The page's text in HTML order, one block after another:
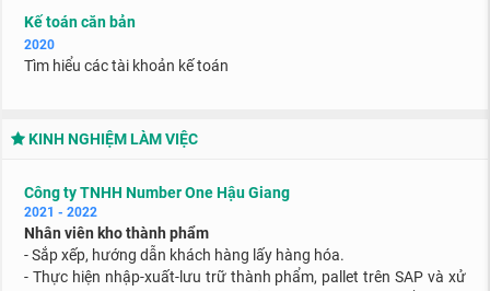
Kế toán căn bản
2020
Tìm hiểu các tài khoản kế toán
KINH NGHIỆM LÀM VIỆC
Công ty TNHH Number One Hậu Giang
2021 - 2022
Nhân viên kho thành phẩm
- Sắp xếp, hướng dẫn khách hàng lấy hàng hóa.
- Thực hiện nhập-xuất-lưu trữ thành phẩm, pallet trên SAP và xử